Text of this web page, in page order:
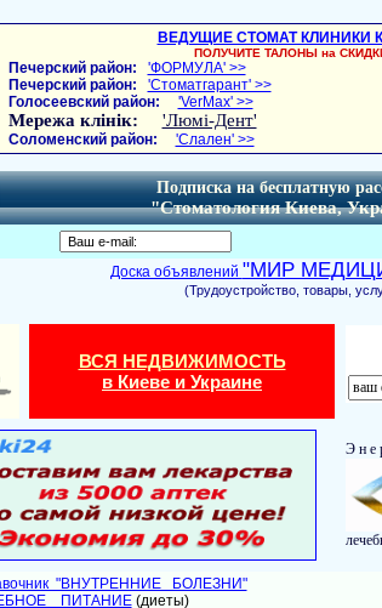
ВЕДУЩИЕ СТОМАТ КЛИНИКИ
ПОЛУЧИТЕ ТАЛОНЫ на
Печерский район:
'ФОРМУЛА' >>
Печерский район:
'Стоматгарант' >>
Голосеевский район:
'VerMax' >>
Мережа клінік: 'Люмі-Дент'
Соломенский район: 'Слален' >>
Подписка на бесплатную
"Стоматология Киева,
Доска объявлений "МИР
(Трудоустройство, товары,
ВСЯ НЕДВИЖИМОСТЬ
в Киеве и Украине
Э н е
"ВНУТРЕННИЕ БОЛЕЗНИ"
ПИТАНИЕ(диеты)